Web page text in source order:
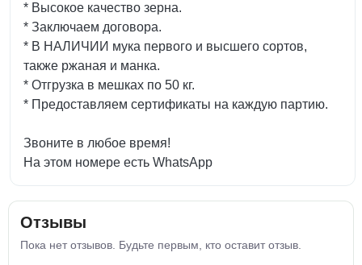
* Высокое качество зерна.
* Заключаем договора.
* В НАЛИЧИИ мука первого и высшего сортов,
также ржаная и манка.
* Отгрузка в мешках по 50 кг.
* Предоставляем сертификаты на каждую партию.
Звоните в любое время!
На этом номере есть WhatsApp
Отзывы
Пока нет отзывов. Будьте первым, кто оставит отзыв.